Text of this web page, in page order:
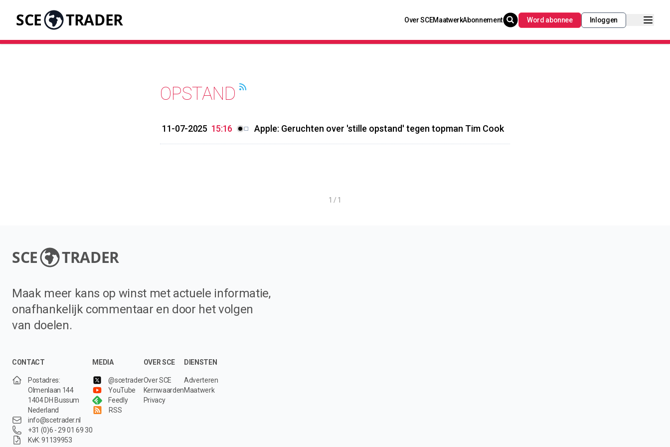
SCE TRADER Over SCEMaatwerkAbonnement Word abonnee Inloggen
OPSTAND
11-07-2025 15:16 Apple: Geruchten over 'stille opstand' tegen topman Tim Cook
1 / 1
SCE TRADER
Maak meer kans op winst met actuele informatie,
onafhankelijk commentaar en door het volgen
van doelen.
CONTACT
Postadres:
Olmenlaan 144
1404 DH Bussum
Nederland
info@scetrader.nl
+31 (0)6 - 29 01 69 30
KvK: 91139953
MEDIA
@scetrader
YouTube
Feedly
RSS
OVER SCE
Over SCE
Kernwaarden
Privacy
DIENSTEN
Adverteren
Maatwerk